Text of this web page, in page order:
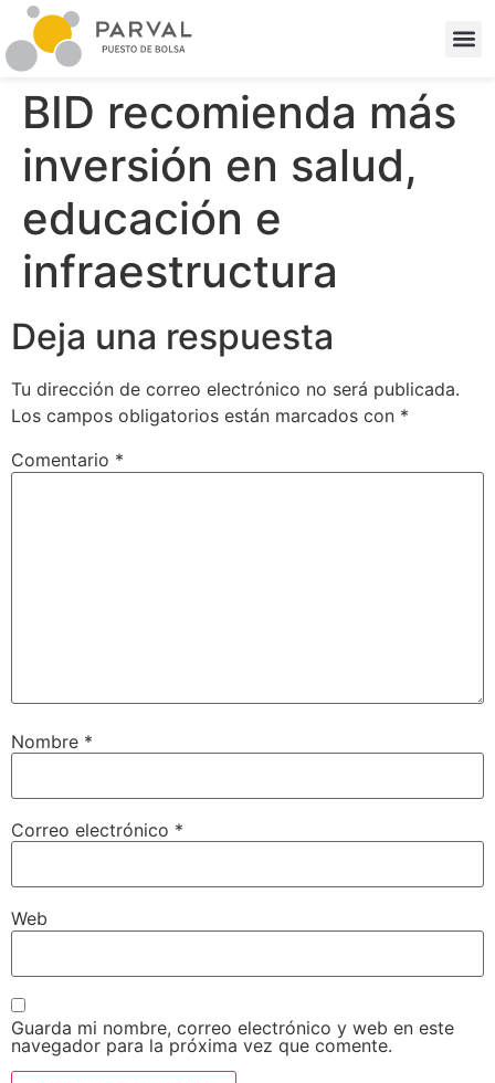
BID recomienda más
inversión en salud,
educación e
infraestructura
Deja una respuesta
Tu dirección de correo electrónico no será publicada.
Los campos obligatorios están marcados con *
Comentario *
Nombre *
Correo electrónico *
Web
Guarda mi nombre, correo electrónico y web en este
navegador para la próxima vez que comente.